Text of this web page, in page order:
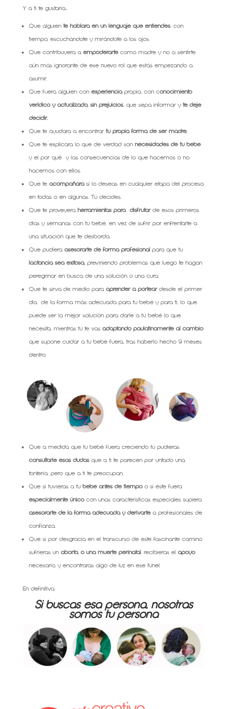
Y a ti te gustaría…
Que alguien te hablara en un lenguaje que entiendes, con
tiempo, escuchándote y mirándote a los ojos.
Que contribuyera a empoderartecomo madre y no a sentirte
aún más ignorante de ese nuevo rol que estás empezando a
asumir.
Que fuera alguien con experienciapropia, con conocimiento
verídico y actualizado, sin prejuicios, que sepa informar y te deje
decidir.
Que te ayudara a encontrar tu propia forma de ser madre.
Que te explicara lo que de verdad sonnecesidades de tu bebé
y el por qué y las consecuencias de lo que hacemos o no
hacemos con ellos.
Que te acompañarasi lo deseas en cualquier etapa del proceso,
en todas o en algunas. Tú decides.
Que te proveyera herramientas para disfrutarde esos primeros
días y semanas con tu bebé, en vez de sufrir por enfrentarte a
una situación que te desborda.
Que pudiera asesorarte de forma profesionalpara que tu
lactancia sea exitosa,previniendo problemas que luego te hagan
peregrinar en busca de una solución o una cura.
Que te sirva de medio para aprender a porteardesde el primer
día de la forma más adecuada para tu bebé y para ti, lo que
puede ser la mejor solución para darle a tu bebé lo que
necesita, mientras tú te vasadaptando paulatinamente al cambio
que supone cuidar a tu bebé fuera, tras haberlo hecho 9 meses
dentro.
Que a medida que tu bebé fuera creciendo tú pudieras
consultarle esas dudasque a ti te parecen por untado una
tontería, pero que a ti te preocupan.
Que si tuvieras a tu bebé antes de tiempoo si éste fuera
especialmente únicocon unas características especiales supiera
asesorarte de la forma adecuada y derivartea profesionales de
confianza.
Que si por desgracia en el transcurso de este fascinante camino
sufrieras un aborto, o una muerte perinatal, recibieras el apoyo
necesario, y encontraras algo de luz en ese túnel.
En definitiva:
Si buscas esa persona, nosotras
somos tu persona